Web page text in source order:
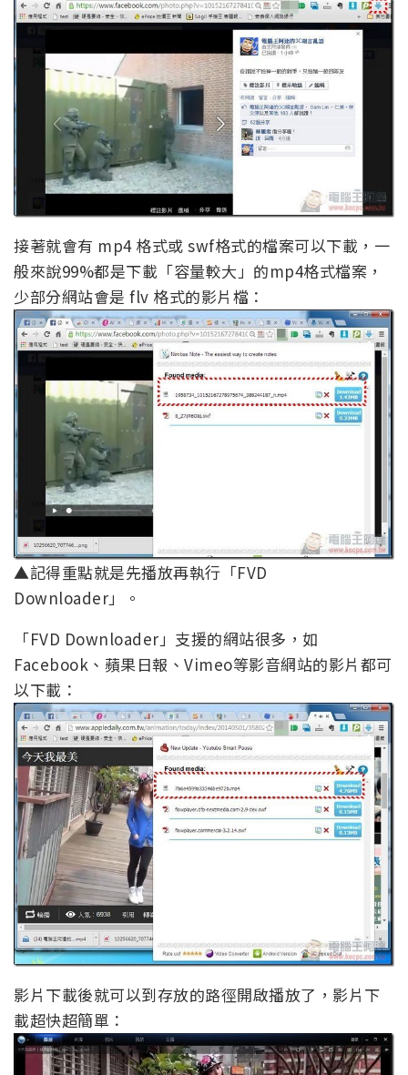
接著就會有 mp4 格式或 swf格式的檔案可以下載，一
般來說99%都是下載「容量較大」的mp4格式檔案，
少部分網站會是 flv 格式的影片檔：
▲記得重點就是先播放再執行「FVD
Downloader」。
「FVD Downloader」支援的網站很多，如
Facebook、蘋果日報、Vimeo等影音網站的影片都可
以下載：
影片下載後就可以到存放的路徑開啟播放了，影片下
載超快超簡單：